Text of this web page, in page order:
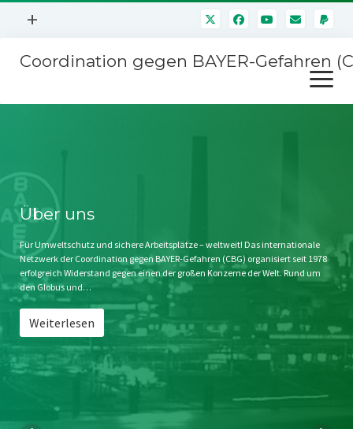
Menü
+
Mitmachen
Kontakt
Impressum
Störfälle
Coordination gegen BAYER-Gefahren
Menü
öffnen
Stichwort BAYER
Jahrestagung
SPENDEN
Über uns
Für Umweltschutz und sichere Arbeitsplätze – weltweit! Das internationale
Netzwerk der Coordination gegen BAYER-Gefahren (CBG) organisiert seit 1978
erfolgreich Widerstand gegen einen der großen Konzerne der Welt. Rund um
den Globus und…
Weiterlesen